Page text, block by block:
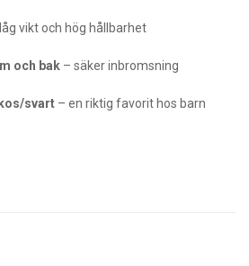
vikt och hög hållbarhet
och bak – säker inbromsning
svart – en riktig favorit hos barn